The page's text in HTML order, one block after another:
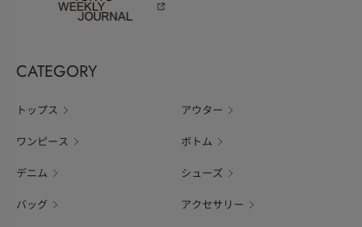
CATEGORY
トップス アウター
ワンピース ボトム
デニム シューズ
バッグ アクセサリー